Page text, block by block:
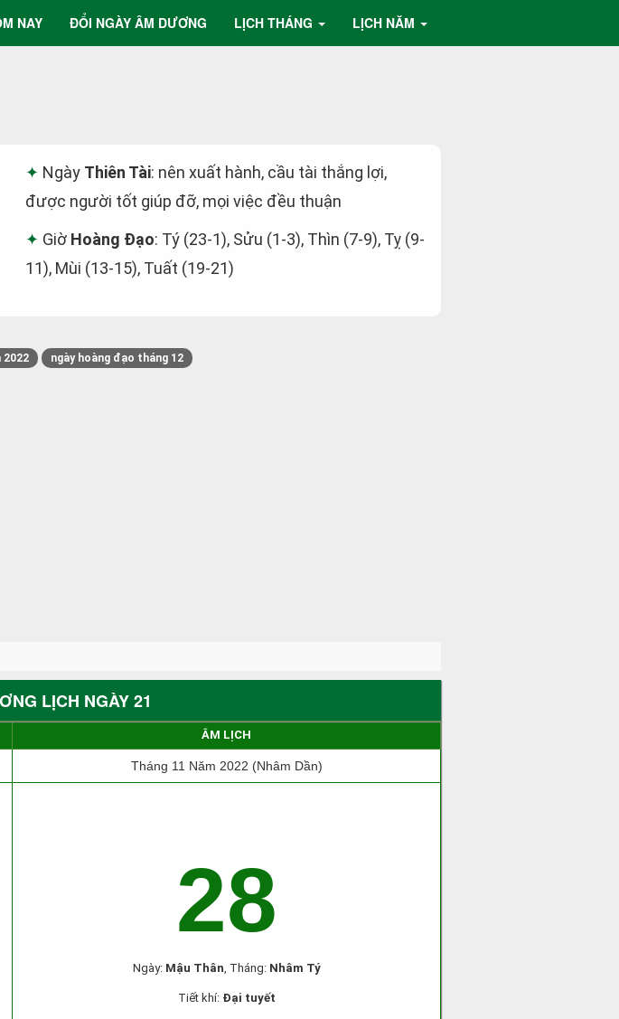
NAY ĐỔI NGÀY ÂM DƯƠNG LỊCH THÁNG LỊCH NĂM
Ngày Thiên Tài: nên xuất hành, cầu tài thắng lợi,
được người tốt giúp đỡ, mọi việc đều thuận
Giờ Hoàng Đạo: Tý (23-1), Sửu (1-3), Thìn (7-9), Tỵ (9-
11), Mùi (13-15), Tuất (19-21)
2022 ngày hoàng đạo tháng 12
LỊCH NGÀY 21
ÂM LỊCH
Tháng 11 Năm 2022 (Nhâm Dần)
28
Ngày: Mậu Thân, Tháng: Nhâm Tý
Tiết khí: Đại tuyết